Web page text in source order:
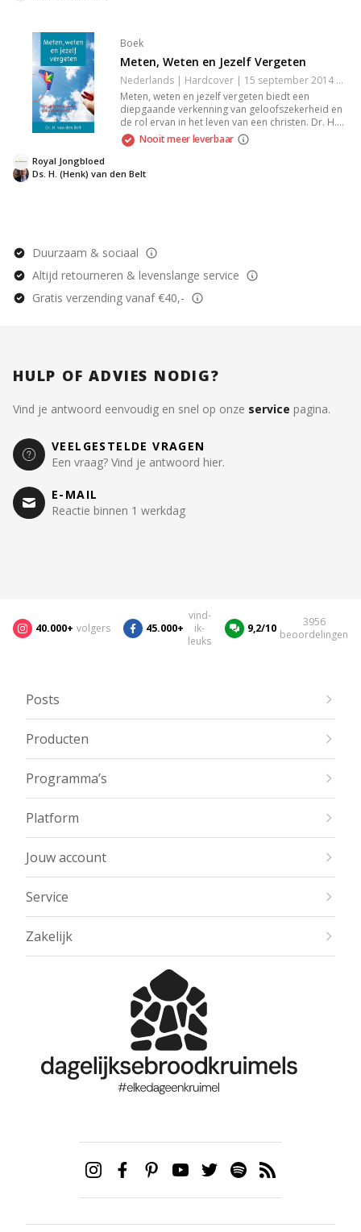
Boek
Meten, Weten en Jezelf Vergeten
Nederlands | Hardcover | 15 september 2014 | 160 pagina's | 9789088971044
Meten, weten en jezelf vergeten biedt een
diepgaande verkenning van geloofszekerheid en
de rol ervan in het leven van een christen. Dr. H.
van den Belt onderzoekt wat waar geloof is en
biedt praktische handvatten om je geloof te
essentieel voor iedereen die zijn of haar geloof
Nooit meer leverbaar
Ds. H. (Henk) van den Belt
Royal Jongbloed
Duurzaam & sociaal
Altijd retourneren & levenslange service
Gratis verzending vanaf €40,-
HULP OF ADVIES NODIG?
Vind je antwoord eenvoudig en snel op onze service pagina.
VEELGESTELDE VRAGEN
Een vraag? Vind je antwoord hier.
E-MAIL
Reactie binnen 1 werkdag
40.000+ volgers 45.000+
vind-
ik-
leuks
9,2/10
3956
beoordelingen
Posts
Producten
Programma’s
Platform
Jouw account
Service
Zakelijk